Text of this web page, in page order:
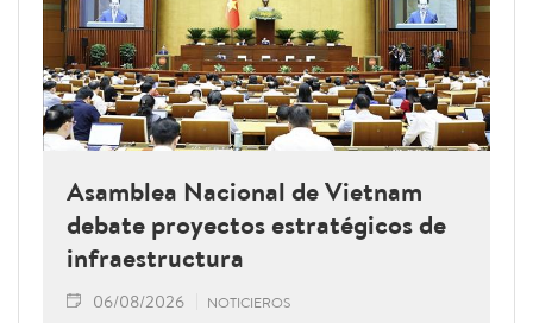
Asamblea Nacional de Vietnam
debate proyectos estratégicos de
infraestructura
06/08/2026 NOTICIEROS